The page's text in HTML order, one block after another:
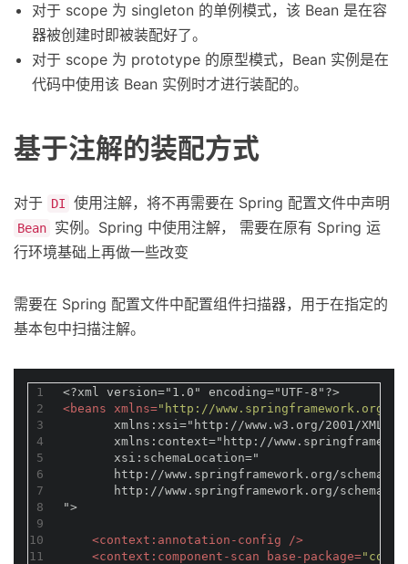
对于 scope 为 singleton 的单例模式，该 Bean 是在容
器被创建时即被装配好了。
对于 scope 为 prototype 的原型模式，Bean 实例是在
代码中使用该 Bean 实例时才进行装配的。
基于注解的装配方式
对于 DI 使用注解，将不再需要在 Spring 配置文件中声明
Bean
实例。Spring 中使用注解， 需要在原有 Spring 运
行环境基础上再做一些改变
需要在 Spring 配置文件中配置组件扫描器，用于在指定的
基本包中扫描注解。
1
2
3
4
5
6
7
8
9
10
11
<?xml version="1.0" encoding="UTF-8"?>
<beans xmlns="http://www.springframework.org/
xmlns:xsi="http://www.w3.org/2001/
xmlns:context="http://
       xsi:schemaLocation="
http://www.springframework.org/schema/
http://www.springframework.org/schema/
">
<context:annotation-config />
<context:component-scan base-package=